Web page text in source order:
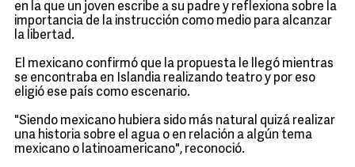
en la que un joven escribe a su padre y reflexiona sobre la
importancia de la instrucción como medio para alcanzar
la libertad.
El mexicano confirmó que la propuesta le llegó mientras
se encontraba en Islandia realizando teatro y por eso
eligió ese país como escenario.
"Siendo mexicano hubiera sido más natural quizá realizar
una historia sobre el agua o en relación a algún tema
mexicano o latinoamericano", reconoció.